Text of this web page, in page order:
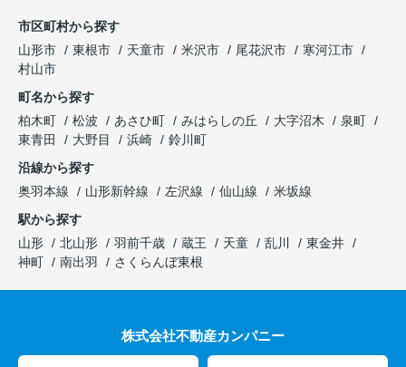
市区町村から探す
山形市
東根市 天童市 米沢市 尾花沢市
寒河江市
村山市
町名から探す
柏木町
松波 あさひ町 みはらしの丘 大字沼木
泉町
東青田
大野目 浜崎
鈴川町
沿線から探す
奥羽本線
山形新幹線 左沢線 仙山線
米坂線
駅から探す
山形
北山形 羽前千歳 蔵王 天童 乱川
東金井
神町
南出羽 さくらんぼ東根
株式会社不動産カンパニー